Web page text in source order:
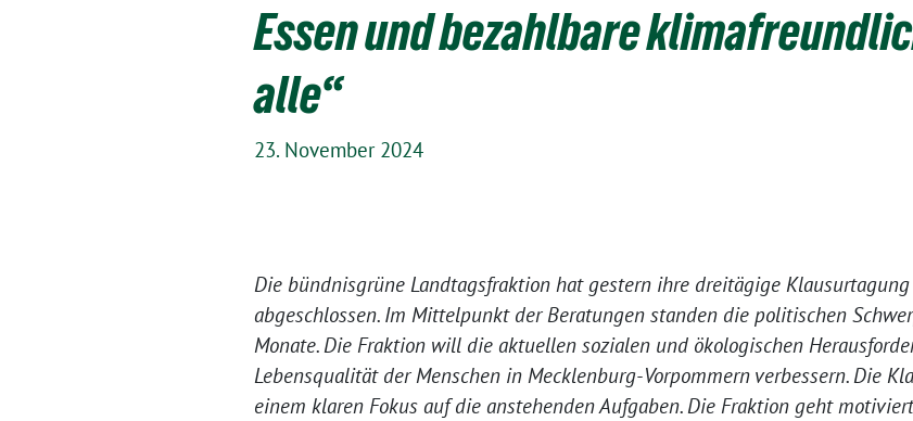
Essen und bezahlbare
alle“
23. November 2024
Die bündnisgrüne Landtagsfraktion hat gestern ihre dreitägige
abgeschlossen. Im Mittelpunkt der Beratungen standen die politischen
Monate. Die Fraktion will die aktuellen sozialen und ökologischen
Lebensqualität der Menschen in Mecklenburg-Vorpommern verbessern. Die
einem klaren Fokus auf die anstehenden Aufgaben. Die Fraktion geht